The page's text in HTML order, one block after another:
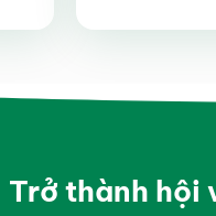
Trở thành hội